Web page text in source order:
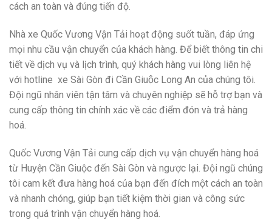
cách an toàn và đúng tiến độ.
Nhà xe Quốc Vương Vận Tải hoạt động suốt tuần, đáp ứng
mọi nhu cầu vận chuyển của khách hàng. Để biết thông tin chi
tiết về dịch vụ và lịch trình, quý khách hàng vui lòng liên hệ
với hotline xe Sài Gòn đi Cần Giuộc Long An của chúng tôi.
Đội ngũ nhân viên tận tâm và chuyên nghiệp sẽ hỗ trợ bạn và
cung cấp thông tin chính xác về các điểm đón và trả hàng
hoá.
Quốc Vương Vận Tải cung cấp dịch vụ vận chuyển hàng hoá
từ Huyện Cần Giuộc đến Sài Gòn và ngược lại. Đội ngũ chúng
tôi cam kết đưa hàng hoá của bạn đến đích một cách an toàn
và nhanh chóng, giúp bạn tiết kiệm thời gian và công sức
trong quá trình vận chuyển hàng hoá.